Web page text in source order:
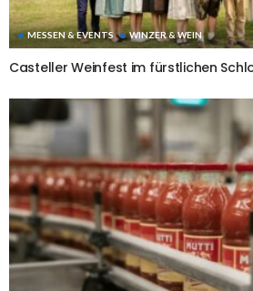
MESSEN & EVENTS WINZER & WEIN
Casteller Weinfest im fürstlichen